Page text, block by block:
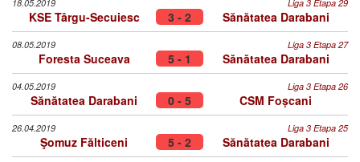
18.05.2019 Liga 3 Etapa 29
KSE Târgu-Secuiesc 3 - 2 Sănătatea Darabani
08.05.2019 Liga 3 Etapa 27
Foresta Suceava 5 - 1 Sănătatea Darabani
04.05.2019 Liga 3 Etapa 26
Sănătatea Darabani 0 - 5 CSM Foșcani
26.04.2019 Liga 3 Etapa 25
Şomuz Fălticeni 5 - 2 Sănătatea Darabani